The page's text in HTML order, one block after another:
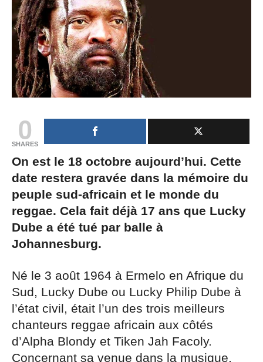
0
SHARES
On est le 18 octobre aujourd’hui. Cette
date restera gravée dans la mémoire du
peuple sud-africain et le monde du
reggae. Cela fait déjà 17 ans que Lucky
Dube a été tué par balle à
Johannesburg.
Né le 3 août 1964 à Ermelo en Afrique du
Sud, Lucky Dube ou Lucky Philip Dube à
l’état civil, était l’un des trois meilleurs
chanteurs reggae africain aux côtés
d’Alpha Blondy et Tiken Jah Facoly.
Concernant sa venue dans la musique,